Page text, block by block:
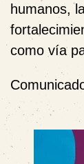
humanos,
como vía